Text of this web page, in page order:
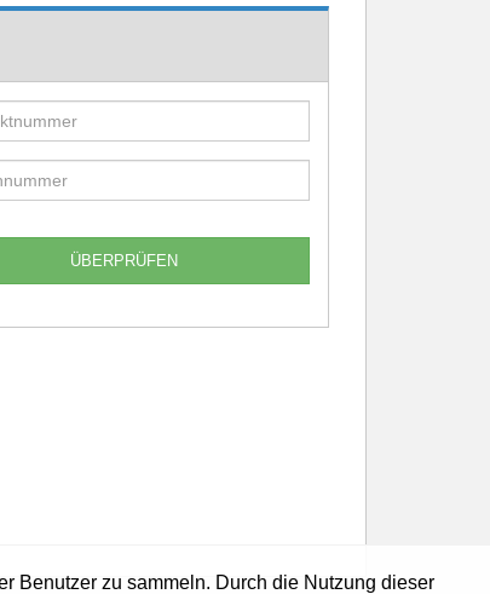
Benutzer zu sammeln. Durch die Nutzung dieser